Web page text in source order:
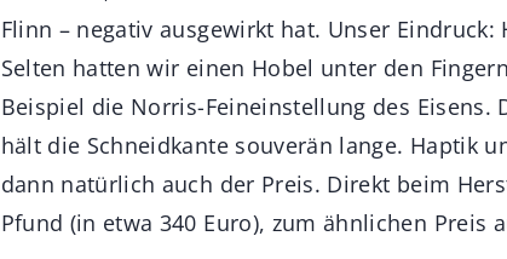
Flinn – negativ ausgewirkt hat. Unser Eindruck:
Selten hatten wir einen Hobel unter den
Beispiel die Norris-Feineinstellung des Eisens.
hält die Schneidkante souverän lange. Haptik
dann natürlich auch der Preis. Direkt beim
Pfund (in etwa 340 Euro), zum ähnlichen